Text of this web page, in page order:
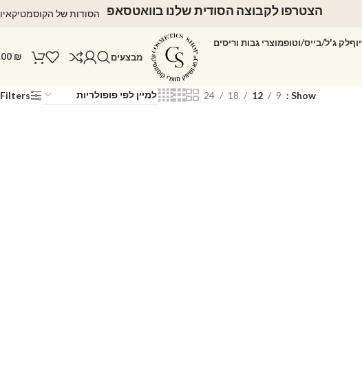
הצטרפו לקבוצה הסודית שלנו בוואטסאפ הסודות של
לק ג'ל/בייס/וטופמוצרי גבות וריסים
מבצעים ₪
Show
9
12
18
24
Filters